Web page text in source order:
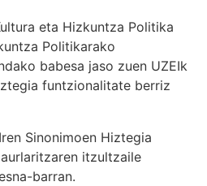
eta Hizkuntza Politika
Politikarako
babesa jaso zuen UZEIk
funtzionalitate berriz
Sinonimoen Hiztegia
itzultzaile
barran.